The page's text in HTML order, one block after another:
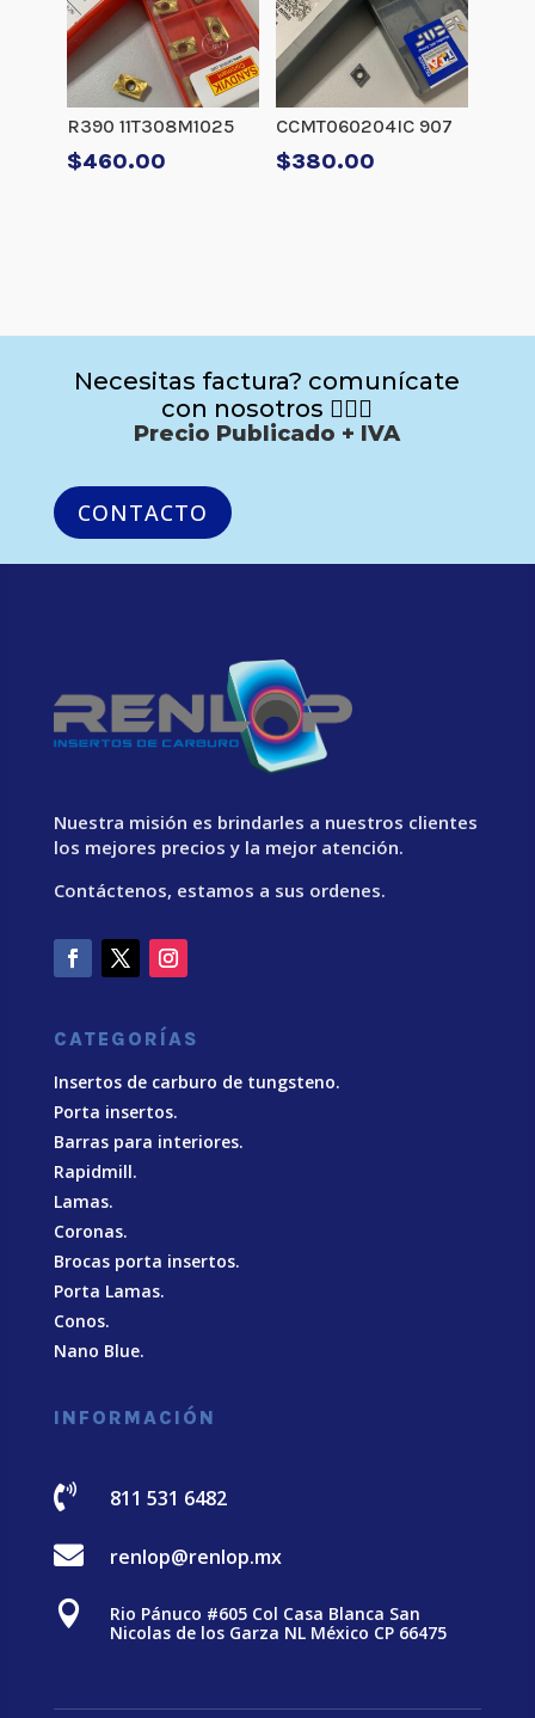
R390 11T308M1025
$460.00
CCMT060204IC 907
$380.00
Necesitas factura? comunícate
con nosotros 🙋🏻‍♂️
Precio Publicado + IVA
CONTACTO
Nuestra misión es brindarles a nuestros clientes
los mejores precios y la mejor atención.
Contáctenos, estamos a sus ordenes.
CATEGORÍAS
Insertos de carburo de tungsteno.
Porta insertos.
Barras para interiores.
Rapidmill.
Lamas.
Coronas.
Brocas porta insertos.
Porta Lamas.
Conos.
Nano Blue.
INFORMACIÓN
 811 531 6482
 renlop@renlop.mx

Rio Pánuco #605 Col Casa Blanca San
Nicolas de los Garza NL México CP 66475